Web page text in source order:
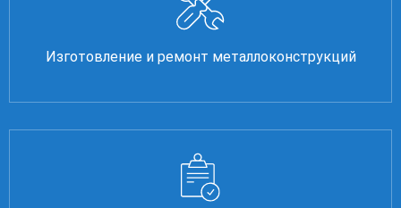
Изготовление и ремонт металлоконструкций